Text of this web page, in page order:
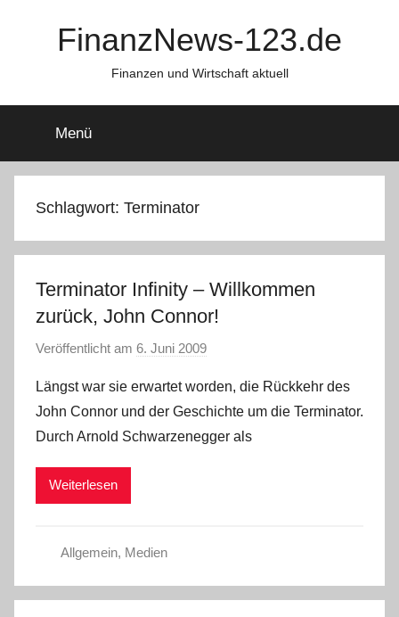
FinanzNews-123.de
Finanzen und Wirtschaft aktuell
Menü
Schlagwort: Terminator
Terminator Infinity – Willkommen
zurück, John Connor!
Veröffentlicht am 6. Juni 2009
n
Längst war sie erwartet worden, die Rückkehr des
John Connor und der Geschichte um die Terminator.
Durch Arnold Schwarzenegger als
Weiterlesen
Allgemein, Medien